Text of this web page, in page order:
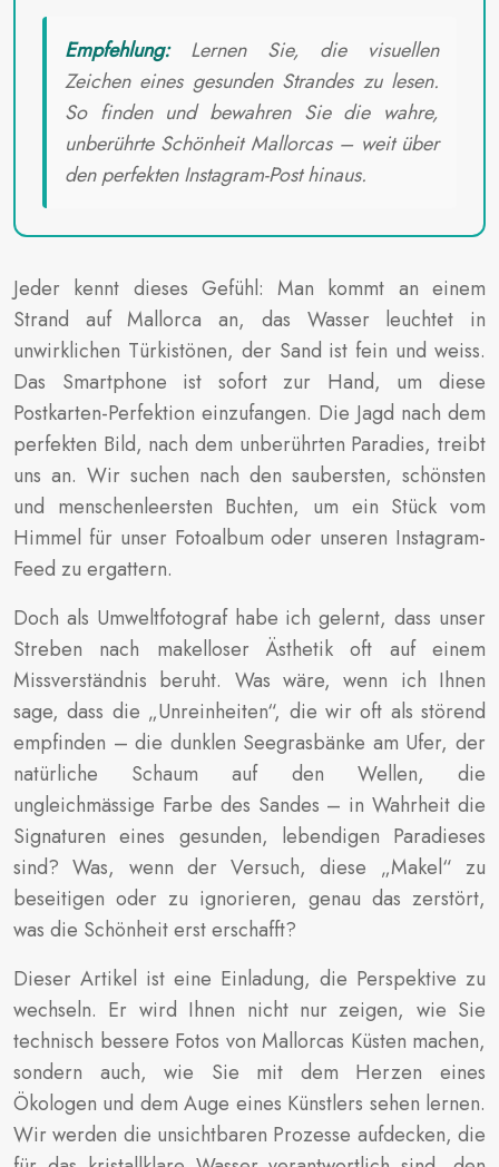
Empfehlung:Lernen Sie, die visuellen
Zeichen eines gesunden Strandes zu lesen.
So finden und bewahren Sie die wahre,
unberührte Schönheit Mallorcas – weit über
den perfekten Instagram-Post hinaus.
Jeder kennt dieses Gefühl: Man kommt an einem
Strand auf Mallorca an, das Wasser leuchtet in
unwirklichen Türkistönen, der Sand ist fein und weiss.
Das Smartphone ist sofort zur Hand, um diese
Postkarten-Perfektion einzufangen. Die Jagd nach dem
perfekten Bild, nach dem unberührten Paradies, treibt
uns an. Wir suchen nach den saubersten, schönsten
und menschenleersten Buchten, um ein Stück vom
Himmel für unser Fotoalbum oder unseren Instagram-
Feed zu ergattern.
Doch als Umweltfotograf habe ich gelernt, dass unser
Streben nach makelloser Ästhetik oft auf einem
Missverständnis beruht. Was wäre, wenn ich Ihnen
sage, dass die „Unreinheiten“, die wir oft als störend
empfinden – die dunklen Seegrasbänke am Ufer, der
natürliche Schaum auf den Wellen, die
ungleichmässige Farbe des Sandes – in Wahrheit die
Signaturen eines gesunden, lebendigen Paradieses
sind? Was, wenn der Versuch, diese „Makel“ zu
beseitigen oder zu ignorieren, genau das zerstört,
was die Schönheit erst erschafft?
Dieser Artikel ist eine Einladung, die Perspektive zu
wechseln. Er wird Ihnen nicht nur zeigen, wie Sie
technisch bessere Fotos von Mallorcas Küsten machen,
sondern auch, wie Sie mit dem Herzen eines
Ökologen und dem Auge eines Künstlers sehen lernen.
Wir werden die unsichtbaren Prozesse aufdecken, die